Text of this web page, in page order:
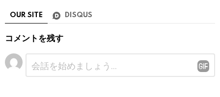
OUR SITE DISQUS
コメントを残す